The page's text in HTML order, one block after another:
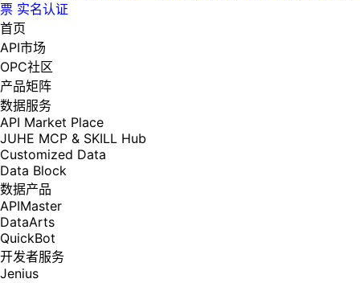
票 实名认证
首页
API市场
OPC社区
产品矩阵
数据服务
API Market Place
JUHE MCP & SKILL Hub
Customized Data
Data Block
数据产品
APIMaster
DataArts
QuickBot
开发者服务
Jenius